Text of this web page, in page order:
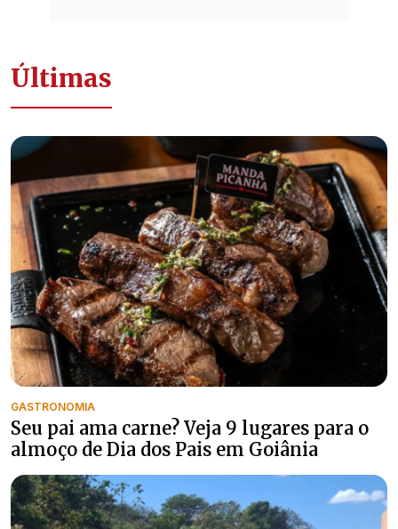
Últimas
GASTRONOMIA
Seu pai ama carne? Veja 9 lugares para o
almoço de Dia dos Pais em Goiânia